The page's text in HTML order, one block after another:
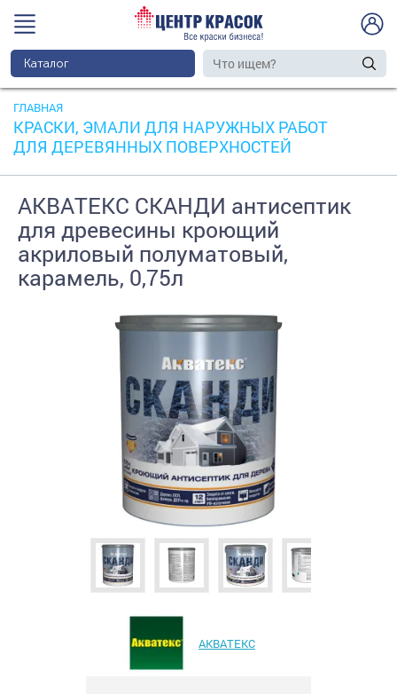
Каталог
ГЛАВНАЯ
КРАСКИ, ЭМАЛИ ДЛЯ НАРУЖНЫХ РАБОТ
ДЛЯ ДЕРЕВЯННЫХ ПОВЕРХНОСТЕЙ
АКВАТЕКС СКАНДИ антисептик
для древесины кроющий
акриловый полуматовый,
карамель, 0,75л
АКВАТЕКС